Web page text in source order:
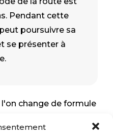
Pendant cette
poursuivre sa
se présenter à
change de formule
à une conduite